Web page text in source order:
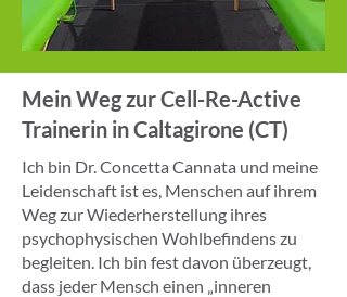
Mein Weg zur Cell-Re-Active
Trainerin in Caltagirone (CT)
Ich bin Dr. Concetta Cannata und meine
Leidenschaft ist es, Menschen auf ihrem
Weg zur Wiederherstellung ihres
psychophysischen Wohlbefindens zu
begleiten. Ich bin fest davon überzeugt,
dass jeder Mensch einen „inneren